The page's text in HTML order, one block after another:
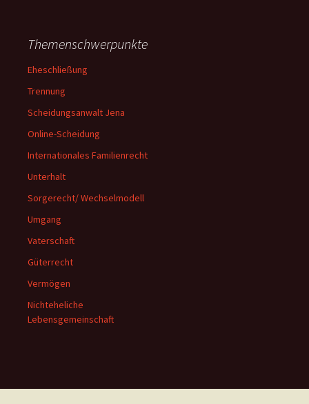
Themenschwerpunkte
Eheschließung
Trennung
Scheidungsanwalt Jena
Online-Scheidung
Internationales Familienrecht
Unterhalt
Sorgerecht/ Wechselmodell
Umgang
Vaterschaft
Güterrecht
Vermögen
Nichteheliche
Lebensgemeinschaft